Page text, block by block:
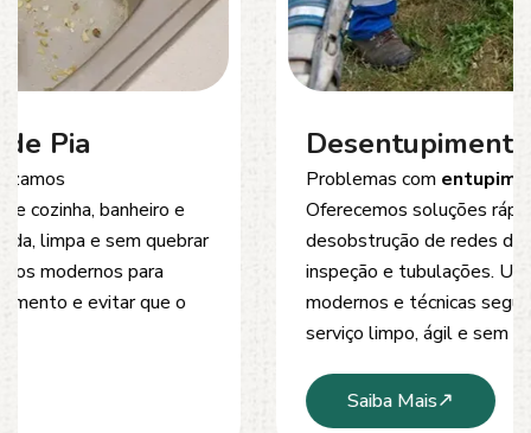
Desentupimento de Esgoto
Problemas com entupimento de esgoto?
Oferecemos soluções rápidas e eficientes para
desobstrução de redes de esgoto, caixas de
inspeção e tubulações. Utilizamos equipamentos
modernos e técnicas seguras que garantem um
serviço limpo, ágil e sem danos à estrutura.